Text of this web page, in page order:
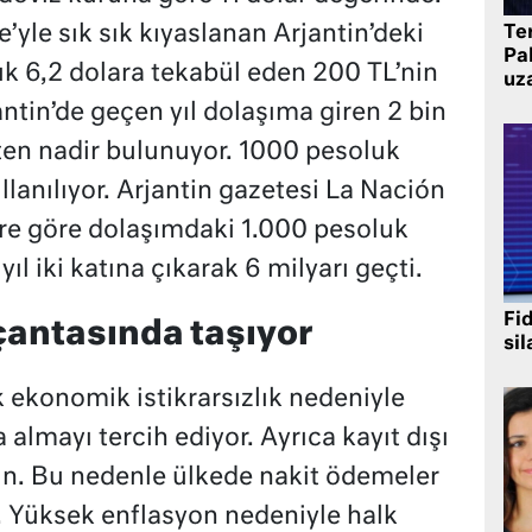
sık sık kıyaslanan Arjantin’deki
6,2 dolara tekabül eden 200 TL’nin
geçen yıl dolaşıma giren 2 bin
nadir bulunuyor. 1000 pesoluk
Arjantin gazetesi La Nación
göre dolaşımdaki 1.000 pesoluk
iki katına çıkarak 6 milyarı geçti.
taşıyor
istikrarsızlık nedeniyle
tercih ediyor. Ayrıca kayıt dışı
Bu nedenle ülkede nakit ödemeler
enflasyon nedeniyle halk